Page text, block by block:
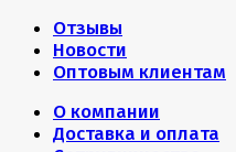
Отзывы
Новости
Оптовым клиентам
О компании
Доставка и оплата